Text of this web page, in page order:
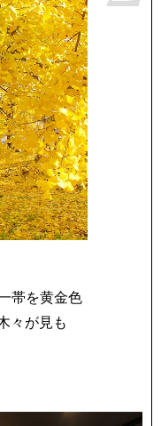
帯を黄金色
々が見も